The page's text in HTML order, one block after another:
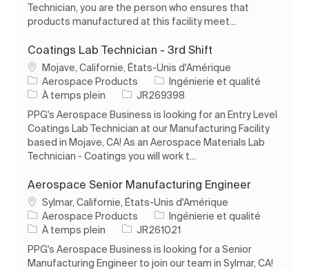
Technician, you are the person who ensures that
products manufactured at this facility meet...
Coatings Lab Technician - 3rd Shift
Emplacement
Mojave, Californie, États-Unis d'Amérique
Aerospace Products
Catégorie
Ingénierie et qualité
Type d’emploi
À temps plein ID de l’emploi
JR269398
PPG's Aerospace Business is looking for an Entry Level
Coatings Lab Technician at our Manufacturing Facility
based in Mojave, CA! As an Aerospace Materials Lab
Technician - Coatings you will work t...
Aerospace Senior Manufacturing Engineer
Emplacement
Sylmar, Californie, États-Unis d'Amérique
Aerospace Products
Catégorie
Ingénierie et qualité
Type d’emploi
À temps plein ID de l’emploi
JR261021
PPG's Aerospace Business is looking for a Senior
Manufacturing Engineer to join our team in Sylmar, CA!